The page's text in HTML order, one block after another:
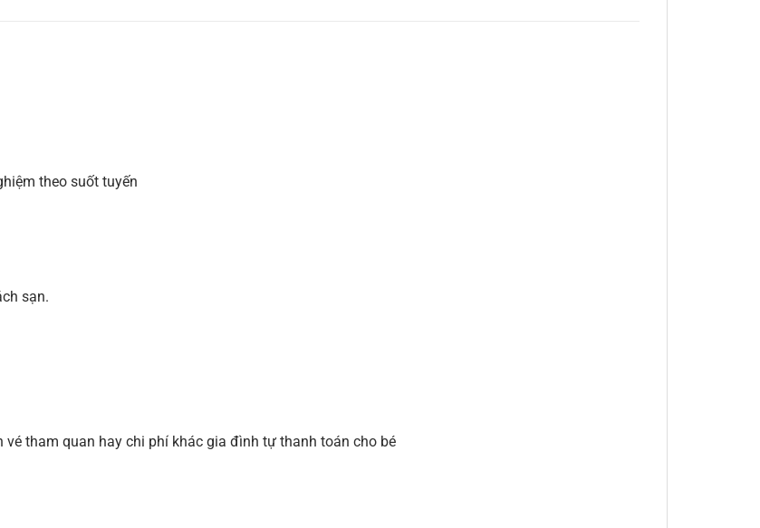
theo suốt tuyến
sạn.
vé tham quan hay chi phí khác gia đình tự thanh toán cho bé